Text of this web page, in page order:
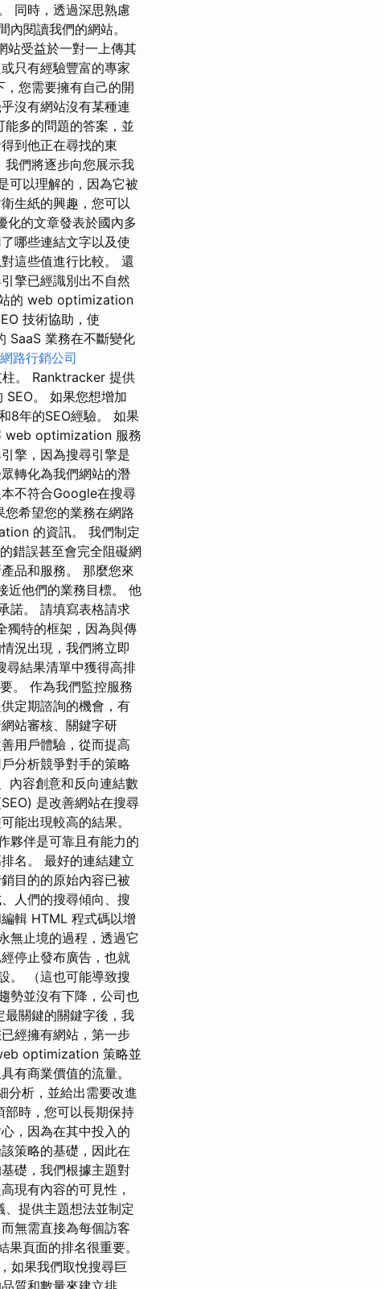
同時，透過深思熟慮
閱讀我們的網站。
站受益於一對一上傳其
只有經驗豐富的專家
您需要擁有自己的開
沒有網站沒有某種連
多的問題的答案，並
到他正在尋找的東
們將逐步向您展示我
可以理解的，因為它被
生紙的興趣，您可以
化的文章發表於國內多
哪些連結文字以及使
這些值進行比較。 還
擎已經識別出不自然
的 web optimization
技術協助，使
SaaS 業務在不斷變化
網路行銷公司
。 Ranktracker 提供
。 如果您想增加
8年的SEO經驗。 如果
web optimization 服務
擎，因為搜尋引擎是
轉化為我們網站的潛
不符合Google在搜尋
希望您的業務在網路
的資訊。 我們制定
錯誤甚至會完全阻礙網
品和服務。 那麼您來
近他們的業務目標。 他
諾。 請填寫表格請求
獨特的框架，因為與傳
況出現，我們將立即
尋結果清單中獲得高排
。 作為我們監控服務
定期諮詢的機會，有
站審核、關鍵字研
用戶體驗，從而提高
分析競爭對手的策略
內容創意和反向連結數
是改善網站在搜尋
能出現較高的結果。
夥伴是可靠且有能力的
名。 最好的連結建立
目的的原始內容已被
人們的搜尋傾向、搜
輯 HTML 程式碼以增
無止境的過程，透過它
停止發布廣告，也就
。 （這也可能導致搜
勢並沒有下降，公司也
關鍵的關鍵字後，我
經擁有網站，第一步
optimization 策略並
有商業價值的流量。
分析，並給出需要改進
部時，您可以長期保持
，因為在其中投入的
策略的基礎，因此在
礎，我們根據主題對
現有內容的可見性，
提供主題想法並制定
無需直接為每個訪客
頁面的排名很重要。
如果我們取悅搜尋巨
質和數量來建立排